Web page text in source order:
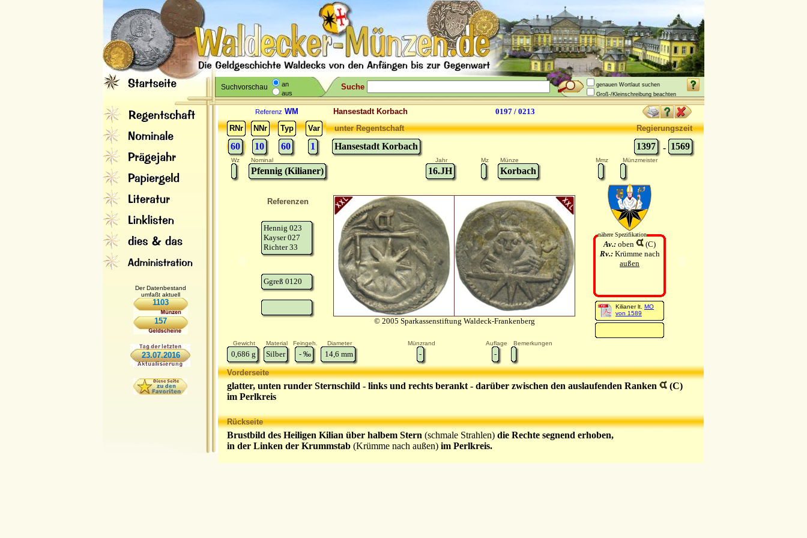
Suchvorschau
an
aus
Suche
genauen Wortlaut suchen
Groß-/Kleinschreibung beachten
Der Datenbestand
umfaßt aktuell
1103
157
23.07.2016
Referenz WM Hansestadt Korbach
0197 / 0213
RNr
NNr Typ Var
60 10 60 1
unter Regentschaft Regierungszeit
Hansestadt Korbach 1397 - 1569
Wz Nominal Jahr Mz Münze Mmz Münzmeister
Pfennig (Kilianer) 16.JH Korbach
Referenzen
Hennig 023
Kayser 027
Richter 33
Ggreß 0120
© 2005 Sparkassenstiftung Waldeck-Frankenberg
nähere Spezifikation
Av.: oben
(C)
Rv.: Krümme nach
außen
Kilianer lt. MO
von 1589
Gewicht Material Feingeh. Diameter Münzrand Auflage Bemerkungen
0,686 g Silber - ‰ 14,6 mm - -
Vorderseite
glatter, unten runder Sternschild - links und rechts berankt - darüber zwischen den auslaufenden Ranken
(C)
im Perlkreis
Rückseite
Brustbild des Heiligen Kilian über halbem Stern (schmale Strahlen) die Rechte segnend erhoben,
in der Linken der Krummstab (Krümme nach außen) im Perlkreis.